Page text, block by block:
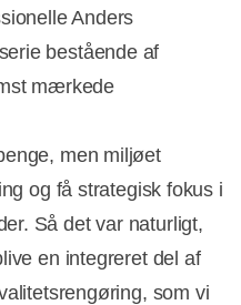
Anders
bestående af
mærkede
men miljøet
og få strategisk fokus i
Så det var naturligt,
en integreret del af
som vi